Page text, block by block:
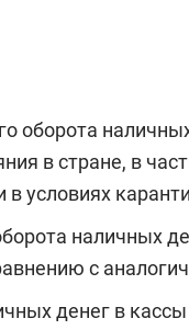
оборота
в стране, в
условиях
наличных
с
денег в